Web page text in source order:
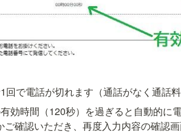
で電話が切れます（通話がなく通話料
効時間（120秒）を過ぎると自動的に
確認いただき、再度入力内容の確認